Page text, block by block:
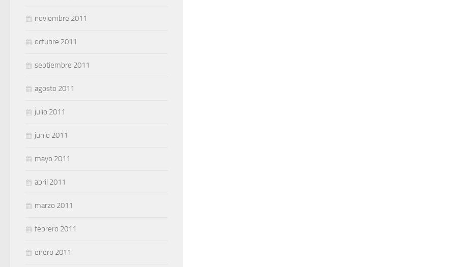
noviembre 2011
octubre 2011
septiembre 2011
agosto 2011
julio 2011
junio 2011
mayo 2011
abril 2011
marzo 2011
febrero 2011
enero 2011